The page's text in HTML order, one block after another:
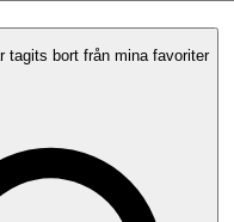
tagits bort från mina favoriter